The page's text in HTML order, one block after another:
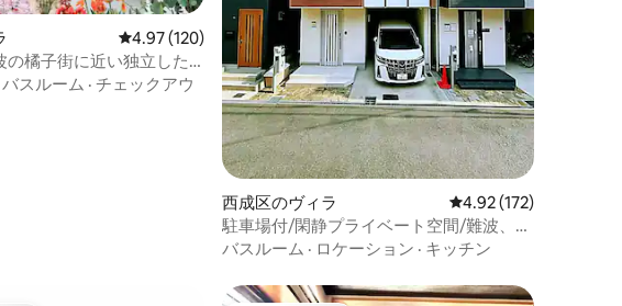
星の平均評価
レビュー120件、5つ星中4.97つ星の平均評価
4.97 (120)
の橘子街に近い独立した
トイレと2つのバスルー
の広いスペースと4つの
バスルーム · チェックアウ
西成区のヴィラ レビュー172件、5つ
4.92 (172)
駐車場付/閑静プライベート空間/難波、心
斎橋へも近場
バスルーム · ロケーション · キッチン